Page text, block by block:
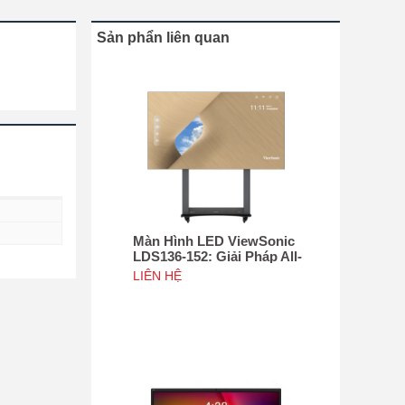
Sản phẩn liên quan
Màn Hình LED ViewSonic
LDS136-152: Giải Pháp All-
in-One Di Động Hàng Đầu
LIÊN HỆ